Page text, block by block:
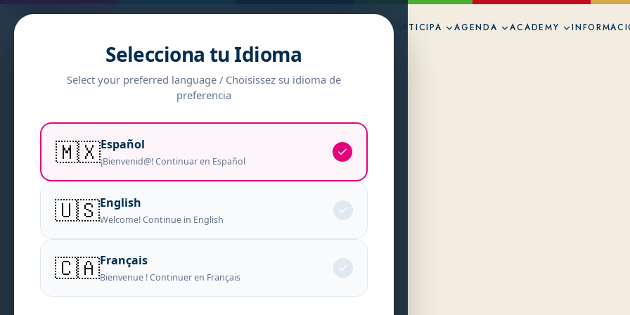
Selecciona tu Idioma
Select your preferred language / Choisissez su idioma de
preferencia
🇲🇽Español
¡Bienvenid@! Continuar en Español
🇺🇸English
Welcome! Continue in English
🇨🇦Français
Bienvenue ! Continuer en Français
PARTICIPA AGENDA ACADEMY